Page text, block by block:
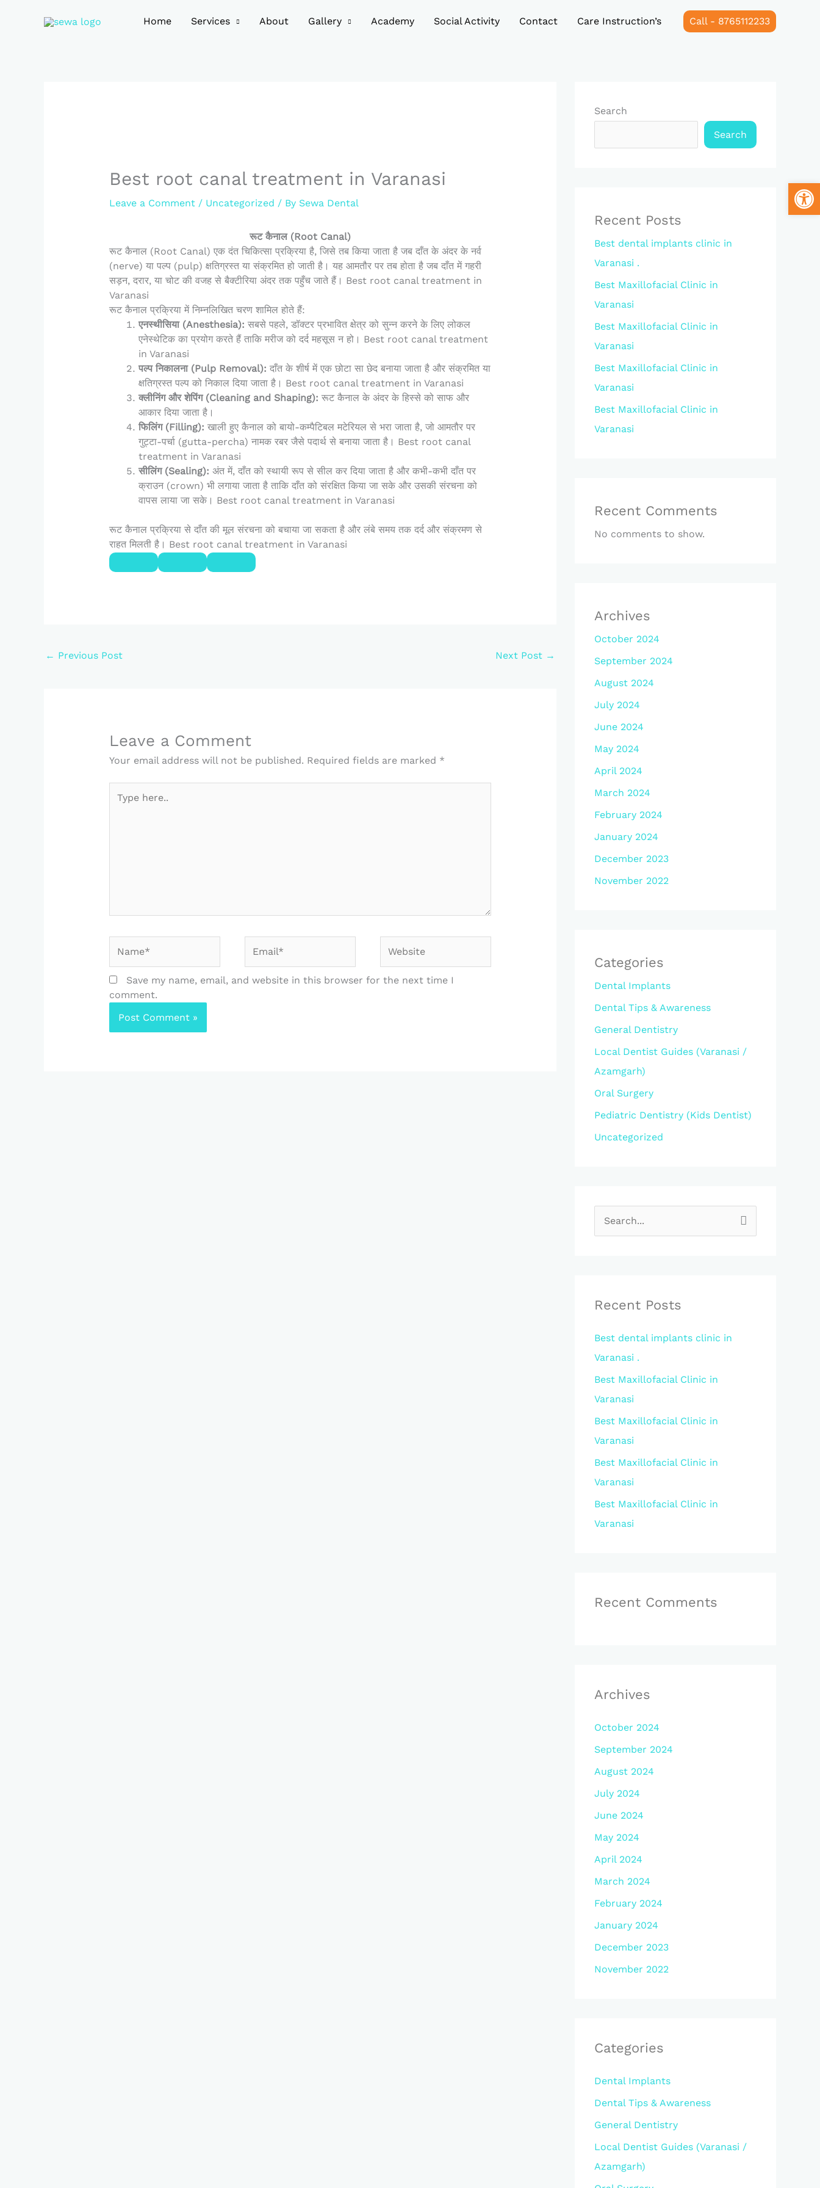
Home Services About Gallery Academy Social Activity Contact Care Instruction’s Call - 8765112233
Best root canal treatment in Varanasi
Leave a Comment / Uncategorized / By Sewa Dental
रूट कैनाल (Root Canal)
रूट कैनाल (Root Canal) एक दंत चिकित्सा प्रक्रिया है, जिसे तब किया जाता है जब दाँत के अंदर के नर्व
(nerve) या पल्प (pulp) क्षतिग्रस्त या संक्रमित हो जाती है। यह आमतौर पर तब होता है जब दाँत में गहरी
सड़न, दरार, या चोट की वजह से बैक्टीरिया अंदर तक पहुँच जाते हैं। Best root canal treatment in
Varanasi
रूट कैनाल प्रक्रिया में निम्नलिखित चरण शामिल होते हैं:
एनस्थीसिया (Anesthesia): सबसे पहले, डॉक्टर प्रभावित क्षेत्र को सुन्न करने के लिए लोकल
एनेस्थेटिक का प्रयोग करते हैं ताकि मरीज को दर्द महसूस न हो। Best root canal treatment
in Varanasi
पल्प निकालना (Pulp Removal): दाँत के शीर्ष में एक छोटा सा छेद बनाया जाता है और संक्रमित या
क्षतिग्रस्त पल्प को निकाल दिया जाता है। Best root canal treatment in Varanasi
क्लीनिंग और शेपिंग (Cleaning and Shaping): रूट कैनाल के अंदर के हिस्से को साफ और
आकार दिया जाता है।
फिलिंग (Filling): खाली हुए कैनाल को बायो-कम्पैटिबल मटेरियल से भरा जाता है, जो आमतौर पर
गुट्टा-पर्चा (gutta-percha) नामक रबर जैसे पदार्थ से बनाया जाता है। Best root canal
treatment in Varanasi
सीलिंग (Sealing): अंत में, दाँत को स्थायी रूप से सील कर दिया जाता है और कभी-कभी दाँत पर
क्राउन (crown) भी लगाया जाता है ताकि दाँत को संरक्षित किया जा सके और उसकी संरचना को
वापस लाया जा सके। Best root canal treatment in Varanasi
रूट कैनाल प्रक्रिया से दाँत की मूल संरचना को बचाया जा सकता है और लंबे समय तक दर्द और संक्रमण से
राहत मिलती है। Best root canal treatment in Varanasi
← Previous Post Next Post →
Leave a Comment
Your email address will not be published. Required fields are marked *
here..
Save my name, email, and website in this browser for the next time I
comment.
Search
Search
Recent Posts
Best dental implants clinic in
Varanasi .
Best Maxillofacial Clinic in
Varanasi
Best Maxillofacial Clinic in
Varanasi
Best Maxillofacial Clinic in
Varanasi
Best Maxillofacial Clinic in
Varanasi
Recent Comments
No comments to show.
Archives
October 2024
September 2024
August 2024
July 2024
June 2024
May 2024
April 2024
March 2024
February 2024
January 2024
December 2023
November 2022
Categories
Dental Implants
Dental Tips & Awareness
General Dentistry
Local Dentist Guides (Varanasi /
Azamgarh)
Oral Surgery
Pediatric Dentistry (Kids Dentist)
Uncategorized
c
f
o
r
:
Recent Posts
Best dental implants clinic in
Varanasi .
Best Maxillofacial Clinic in
Varanasi
Best Maxillofacial Clinic in
Varanasi
Best Maxillofacial Clinic in
Varanasi
Best Maxillofacial Clinic in
Varanasi
Recent Comments
Archives
October 2024
September 2024
August 2024
July 2024
June 2024
May 2024
April 2024
March 2024
February 2024
January 2024
December 2023
November 2022
Categories
Dental Implants
Dental Tips & Awareness
General Dentistry
Local Dentist Guides (Varanasi /
Azamgarh)